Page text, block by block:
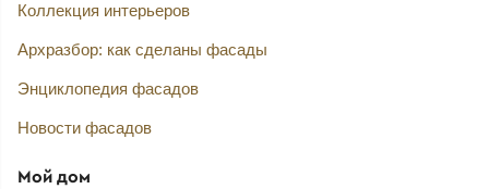
Коллекция интерьеров
Архразбор: как сделаны фасады
Энциклопедия фасадов
Новости фасадов
Мой дом